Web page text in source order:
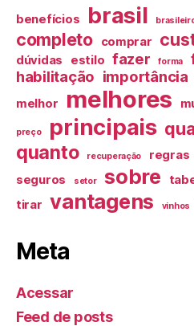
benefícios brasil
completo comprar
dúvidas estilo fazer forma
habilitação importância
melhor melhores
preço principais
quanto recuperação regras
seguros setor sobre
tirar vantagens vinhos
Meta
Acessar
Feed de posts